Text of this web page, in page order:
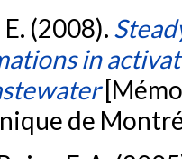
(2008).
in
de